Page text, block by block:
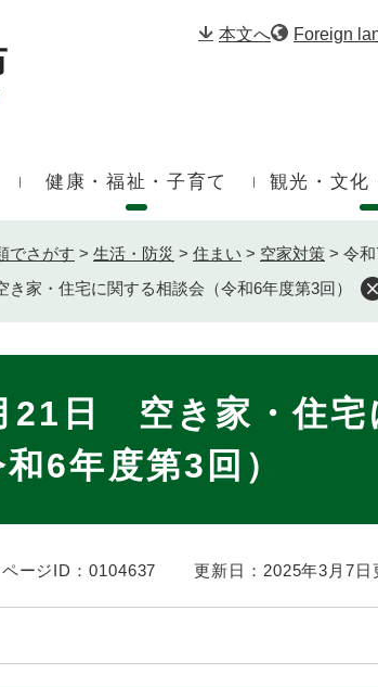
本文へ Foreign
ド
健康・福祉・子育て 観光・文化
でさがす > 生活・防災 > 住まい > 空家対策 > 令
家・住宅に関する相談会（令和6年度第3回）
21日 空き家・住宅
6年度第3回）
ページID：0104637 更新日：2025年3月7日